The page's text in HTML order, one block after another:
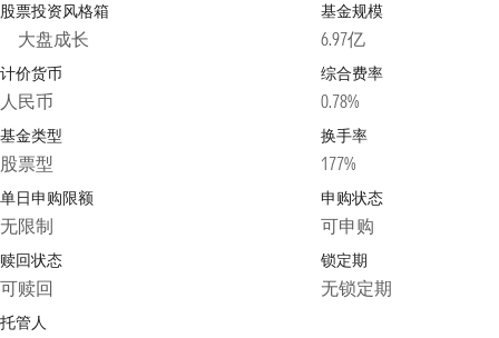
股票投资风格箱
大盘成长
基金规模
6.97亿
计价货币
人民币
综合费率
0.78%
基金类型
股票型
换手率
177%
单日申购限额
无限制
申购状态
可申购
赎回状态
可赎回
锁定期
无锁定期
托管人